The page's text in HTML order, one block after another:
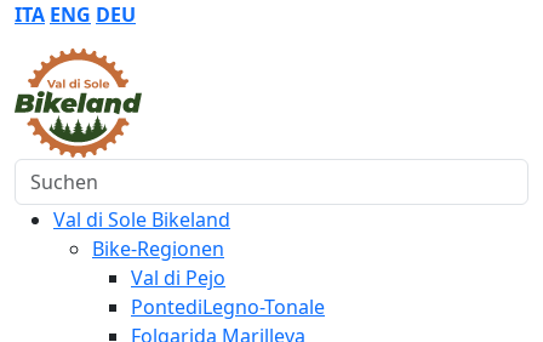
ITA ENG DEU
Suchen
Val di Sole Bikeland
Bike-Regionen
Val di Pejo
PontediLegno-Tonale
Folgarida Marilleva